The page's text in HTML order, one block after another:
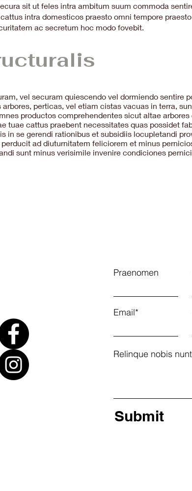
sit ut feles intra ambitum suum commoda
intra domesticos praesto omni tempore
ac secretum hoc modo fovebit.
vel securam quiescendo vel dormiendo sentire
perticas, vel etiam cistas vacuas in terra,
productos comprehendentes sicut altae arbores
tuae cattus praebent necessitates quas possidet
in se gerendi rationibus et subsidiis locupletandi
ad diuturnitatem feliciorem et minus
sunt minus verisimile invenire condiciones
Praenomen
Email*
Relinque nobis
Submit